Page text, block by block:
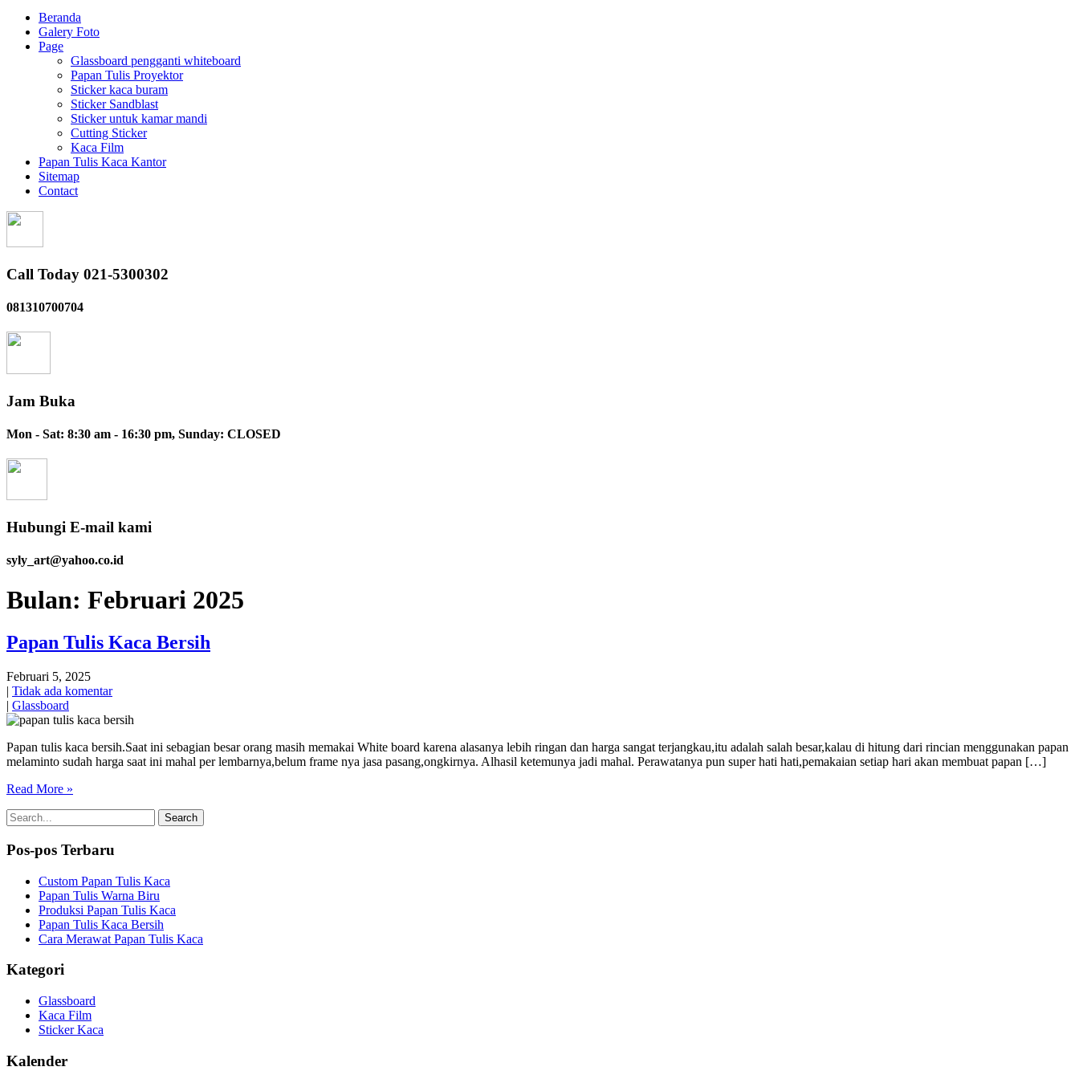
Beranda
Galery Foto
Page
Glassboard pengganti whiteboard
Papan Tulis Proyektor
Sticker kaca buram
Sticker Sandblast
Sticker untuk kamar mandi
Cutting Sticker
Kaca Film
Papan Tulis Kaca Kantor
Sitemap
Contact
Call Today 021-5300302
081310700704
Jam Buka
Mon - Sat: 8:30 am - 16:30 pm, Sunday: CLOSED
Hubungi E-mail kami
syly_art@yahoo.co.id
Bulan: Februari 2025
Papan Tulis Kaca Bersih
Februari 5, 2025
| Tidak ada komentar
| Glassboard
Papan tulis kaca bersih.Saat ini sebagian besar orang masih memakai White board karena alasanya lebih ringan dan harga sangat terjangkau,itu adalah salah besar,kalau di hitung dari rincian menggunakan papan
melaminto sudah harga saat ini mahal per lembarnya,belum frame nya jasa pasang,ongkirnya. Alhasil ketemunya jadi mahal. Perawatanya pun super hati hati,pemakaian setiap hari akan membuat papan […]
Read More »
Pos-pos Terbaru
Custom Papan Tulis Kaca
Papan Tulis Warna Biru
Produksi Papan Tulis Kaca
Papan Tulis Kaca Bersih
Cara Merawat Papan Tulis Kaca
Kategori
Glassboard
Kaca Film
Sticker Kaca
Kalender